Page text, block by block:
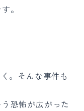
。
。そんな事件も
恐怖が広がった